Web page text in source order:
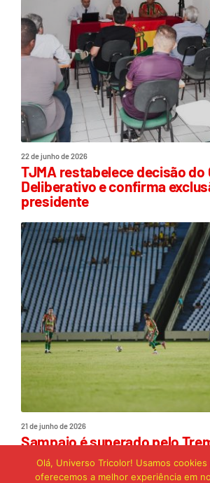
22 de junho de 2026
TJMA restabelece decisão do
Deliberativo e confirma
presidente
21 de junho de 2026
Sampaio é superado pelo
e buscará reação em Macapá
Olá, Universo Tricolor! Usamos
oferecemos a melhor experiência em